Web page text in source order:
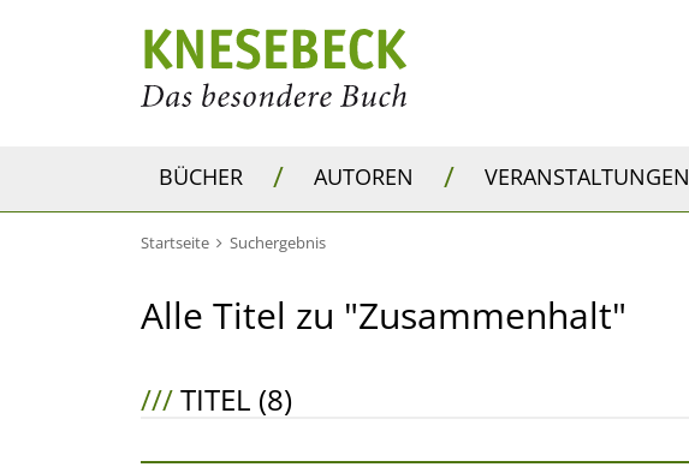
BÜCHER / AUTOREN / VERANSTALTUNGEN
Startseite Suchergebnis
Alle Titel zu "Zusammenhalt"
///TITEL (8)